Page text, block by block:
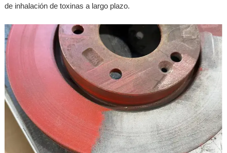
de inhalación de toxinas a largo plazo.